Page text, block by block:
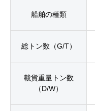
船舶の種類
総トン数（G/T）
載貨重量トン数
（D/W）